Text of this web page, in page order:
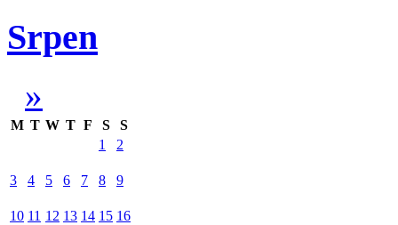
Srpen
»
M T W T F S
S
1
2
3 4 5 6 7 8 9
10 11 12 13 14 15 16